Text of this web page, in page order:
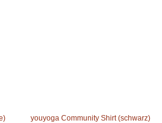
youyoga Community Shirt (schwarz)